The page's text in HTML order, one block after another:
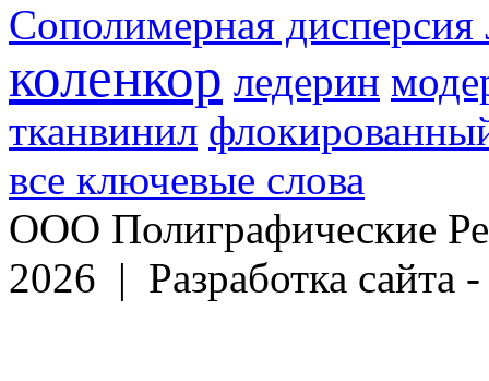
Сополимерная дисперсия
коленкор ледерин
тканвинил
все ключевые слова
ООО Полиграфические
2026 | Разработка сайта